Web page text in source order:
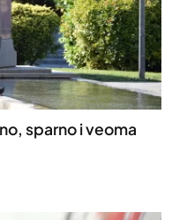
sparno i veoma